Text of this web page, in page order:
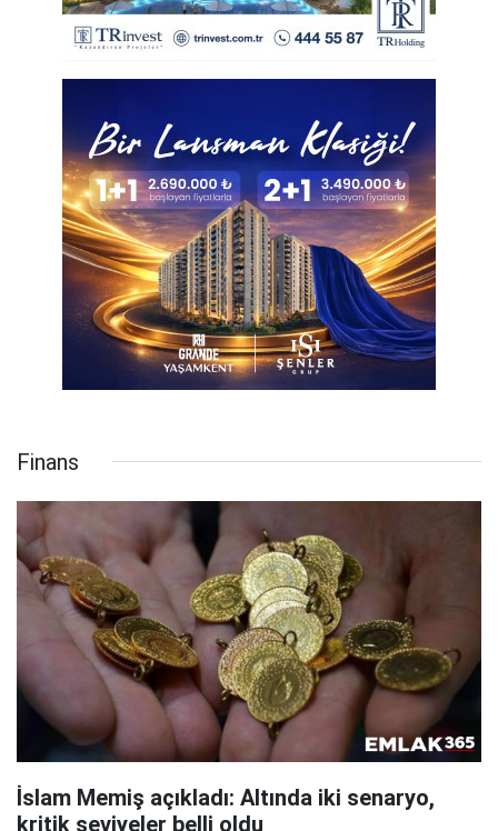
Finans
İslam Memiş açıkladı: Altında iki senaryo,
kritik seviyeler belli oldu